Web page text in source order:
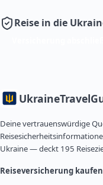
Reise in die
Ukraine
Deine vertrauenswürdige
Ukraine — deckt 195
Reiseversicherung